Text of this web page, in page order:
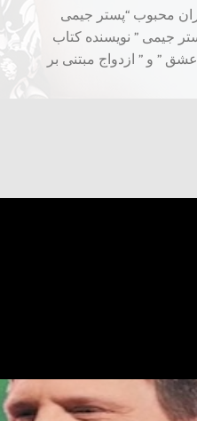
محبوب “پستر جیمی
جیمی ” نویسنده کتاب
” و ” ازدواج مبتنی بر